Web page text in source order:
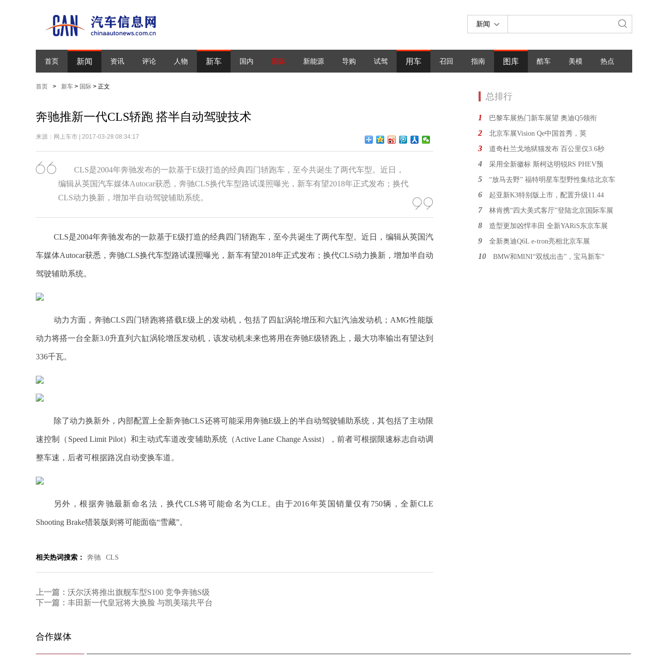
新闻
首页 新闻 资讯 评论 人物 新车 国内 国际 新能源 导购 试驾 用车 召回 指南 图库 酷车 美模 热点
首页 > 新车 > 国际 > 正文
奔驰推新一代CLS轿跑 搭半自动驾驶技术
来源：网上车市 | 2017-03-28 08:34:17
CLS是2004年奔驰发布的一款基于E级打造的经典四门轿跑车，至今共诞生了两代车型。近日，
编辑从英国汽车媒体Autocar获悉，奔驰CLS换代车型路试谍照曝光，新车有望2018年正式发布；换代
CLS动力换新，增加半自动驾驶辅助系统。
CLS是2004年奔驰发布的一款基于E级打造的经典四门轿跑车，至今共诞生了两代车型。近日，编辑从英国汽
车媒体Autocar获悉，奔驰CLS换代车型路试谍照曝光，新车有望2018年正式发布；换代CLS动力换新，增加半自动
驾驶辅助系统。
动力方面，奔驰CLS四门轿跑将搭载E级上的发动机，包括了四缸涡轮增压和六缸汽油发动机；AMG性能版
动力将搭一台全新3.0升直列六缸涡轮增压发动机，该发动机未来也将用在奔驰E级轿跑上，最大功率输出有望达到
336千瓦。
除了动力换新外，内部配置上全新奔驰CLS还将可能采用奔驰E级上的半自动驾驶辅助系统，其包括了主动限
速控制（Speed Limit Pilot）和主动式车道改变辅助系统（Active Lane Change Assist），前者可根据限速标志自动调
整车速，后者可根据路况自动变换车道。
另外，根据奔驰最新命名法，换代CLS将可能命名为CLE。由于2016年英国销量仅有750辆，全新CLE
Shooting Brake猎装版则将可能面临“雪藏”。
相关热词搜索： 奔驰 CLS
上一篇： 沃尔沃将推出旗舰车型S100 竞争奔驰S级
下一篇： 丰田新一代皇冠将大换脸 与凯美瑞共平台
总排行
1 巴黎车展热门新车展望 奥迪Q5领衔
2 北京车展Vision Qe中国首秀，英
3 道奇杜兰戈地狱猫发布 百公里仅3.6秒
4 采用全新徽标 斯柯达明锐RS PHEV预
5 “放马去野” 福特明星车型野性集结北京车
6 起亚新K3特别版上市，配置升级11.44
7 林肯携“四大美式客厅”登陆北京国际车展
8 造型更加凶悍丰田 全新YARiS东京车展
9 全新奥迪Q6L e-tron亮相北京车展
10 BMW和MINI“双线出击”，宝马新车“
合作媒体